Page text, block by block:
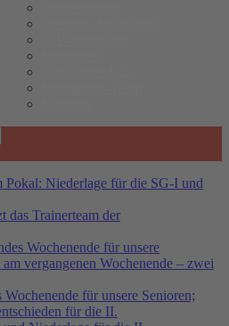
Pokal: Niederlage für die SG-I und
das Trainerteam der
Wochenende für unsere
vergangenen Wochenende – zwei
für unsere Senioren;
für die II.